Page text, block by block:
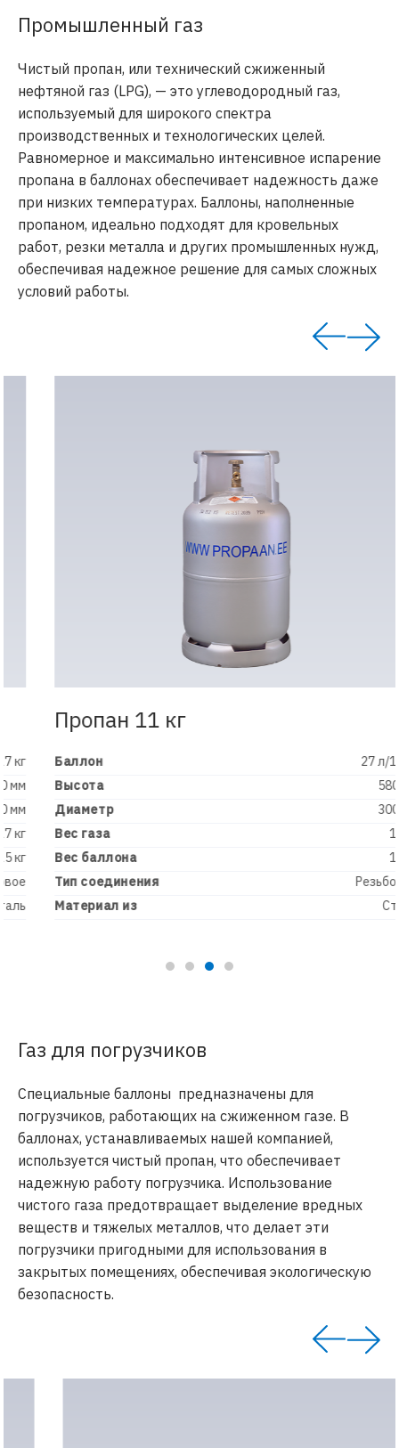
Промышленный газ
Чистый пропан, или технический сжиженный
нефтяной газ (LPG), — это углеводородный газ,
используемый для широкого спектра
производственных и технологических целей.
Равномерное и максимально интенсивное испарение
пропана в баллонах обеспечивает надежность даже
при низких температурах. Баллоны, наполненные
пропаном, идеально подходят для кровельных
работ, резки металла и других промышленных нужд,
обеспечивая надежное решение для самых сложных
условий работы.
Пропан 11 кг
Баллон
27 л/11 кг
Высота
580 мм
Диаметр
300 мм
Вес газа
Вес баллона
Тип соединения
Резьбовое
Материал из
Газ для погрузчиков
Специальные баллоны предназначены для
погрузчиков, работающих на сжиженном газе. В
баллонах, устанавливаемых нашей компанией,
используется чистый пропан, что обеспечивает
надежную работу погрузчика. Использование
чистого газа предотвращает выделение вредных
веществ и тяжелых металлов, что делает эти
погрузчики пригодными для использования в
закрытых помещениях, обеспечивая экологическую
безопасность.